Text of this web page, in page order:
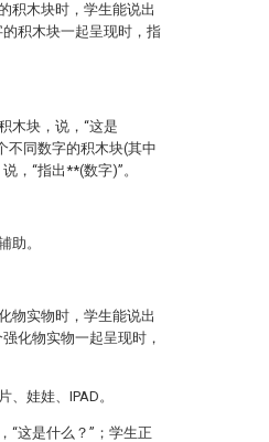
积木块时，学生能说出
积木块一起呈现时，指
木块，说，“这是
不同数字的积木块(其中
，“指出**(数字)”。
助。
物实物时，学生能说出
化物实物一起呈现时，
娃娃、IPAD。
“这是什么？”；学生正